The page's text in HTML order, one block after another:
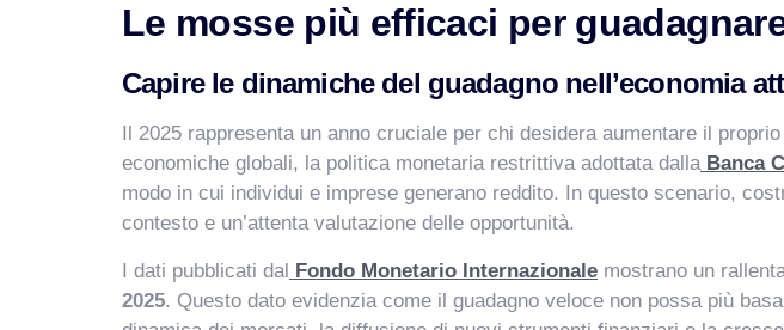
Le mosse più efficaci per
Capire le dinamiche del guadagno nell’economia
Il 2025 rappresenta un anno cruciale per chi desidera aumentare il
economiche globali, la politica monetaria restrittiva adottata dalla Banca
modo in cui individui e imprese generano reddito. In questo scenario,
contesto e un’attenta valutazione delle opportunità.
I dati pubblicati dal Fondo Monetario Internazionale mostrano un
2025. Questo dato evidenzia come il guadagno veloce non possa più